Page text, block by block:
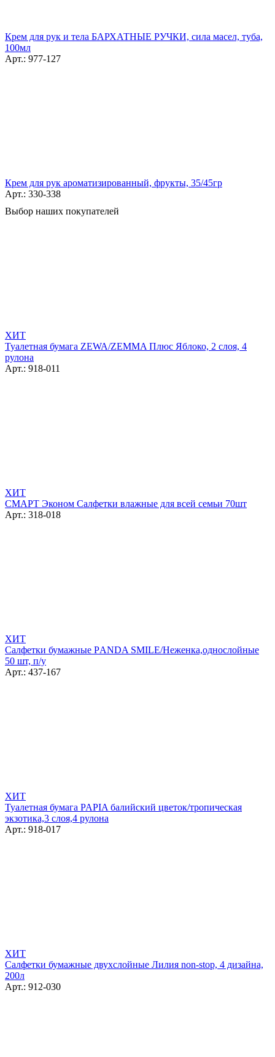
Крем для рук и тела БАРХАТНЫЕ РУЧКИ, сила масел, туба,
100мл
Арт.: 977-127
Крем для рук ароматизированный, фрукты, 35/45гр
Арт.: 330-338
Выбор наших покупателей
ХИТ
Туалетная бумага ZEWA/ZEMMA Плюс Яблоко, 2 слоя, 4
рулона
Арт.: 918-011
ХИТ
СМАРТ Эконом Салфетки влажные для всей семьи 70шт
Арт.: 318-018
ХИТ
Салфетки бумажные РANDA SMILE/Неженка,однослойные
50 шт, п/у
Арт.: 437-167
ХИТ
Туалетная бумага PAPIA балийский цветок/тропическая
экзотика,3 слоя,4 рулона
Арт.: 918-017
ХИТ
Салфетки бумажные двухслойные Лилия non-stop, 4 дизайна,
200л
Арт.: 912-030